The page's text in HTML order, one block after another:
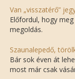
Van „visszatérő”
Előfordul, hogy
megoldás.
Szaunalepedő,
Bár sok éven át
most már csak